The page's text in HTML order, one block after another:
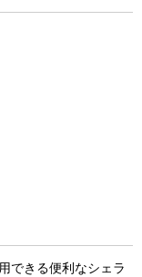
できる便利なシェラ